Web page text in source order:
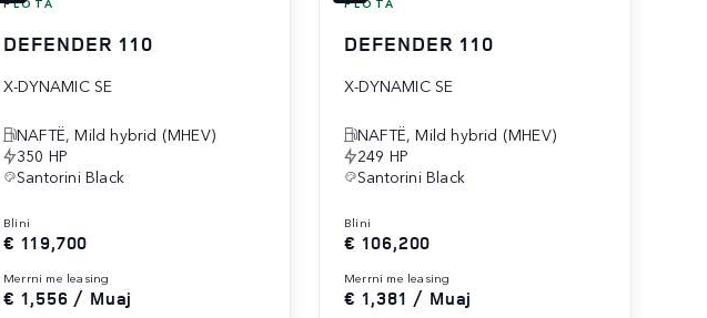
FLOTA
DEFENDER 110
X-DYNAMIC SE
NAFTË, Mild hybrid (MHEV)
350 HP
Santorini Black
blini
€ 119,700
merrni me leasing
€ 1,556 / Muaj
FLOTA
DEFENDER 110
X-DYNAMIC SE
NAFTË, Mild hybrid (MHEV)
249 HP
Santorini Black
blini
€ 106,200
merrni me leasing
€ 1,381 / Muaj